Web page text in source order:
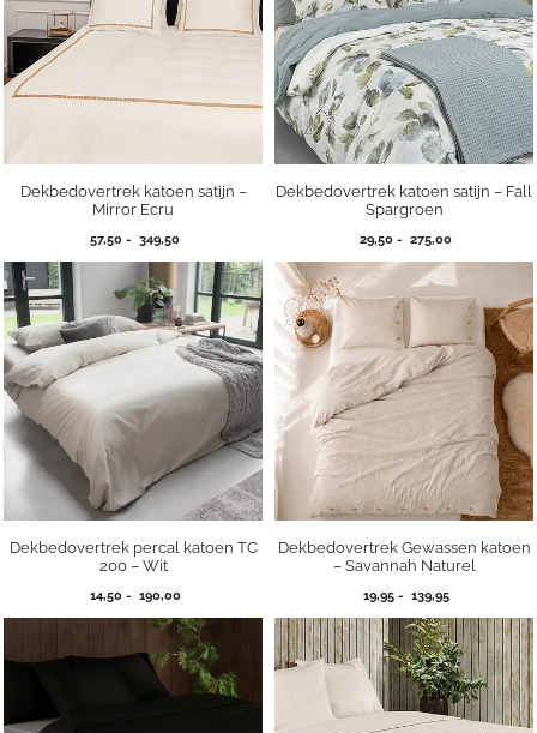
Dekbedovertrek katoen satijn –
Mirror Ecru
57,50 - 349,50Prijsklasse:
tot
349,50
Dekbedovertrek katoen satijn – Fall
Spargroen
29,50 - 275,00Prijsklasse:
275,00
Dekbedovertrek percal katoen TC
200 – Wit
14,50 - 190,00Prijsklasse:
tot
190,00
Dekbedovertrek Gewassen katoen
– Savannah Naturel
19,95 - 139,95Prijsklasse:
tot
139,95